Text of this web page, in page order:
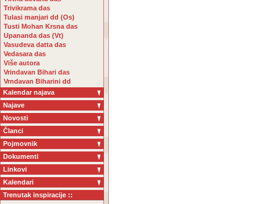
Trivikrama das
Tulasi manjari dd (Os)
Tusti Mohan Krsna das
Upananda das (Vt)
Vasudeva datta das
Vedasara das
Više autora
Vrindavan Bihari das
Vrndavan Biharini dd
Kalendar najava
Najave
Novosti
Članci
Pojmovnik
Dokumenti
Linkovi
Kalendari
Trenutak inspiracije ::